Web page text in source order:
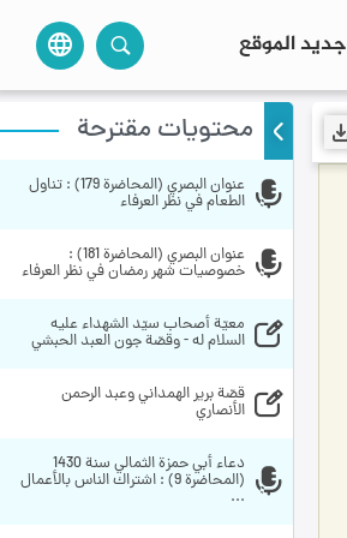
جديد الموقع language
محتويات مقترحة
الطعام في نظر العرفاء
خصوصيات شهر رمضان في نظر العرفاء
السلام له - وقصّة جون العبد الحبشي
الأنصاري
...